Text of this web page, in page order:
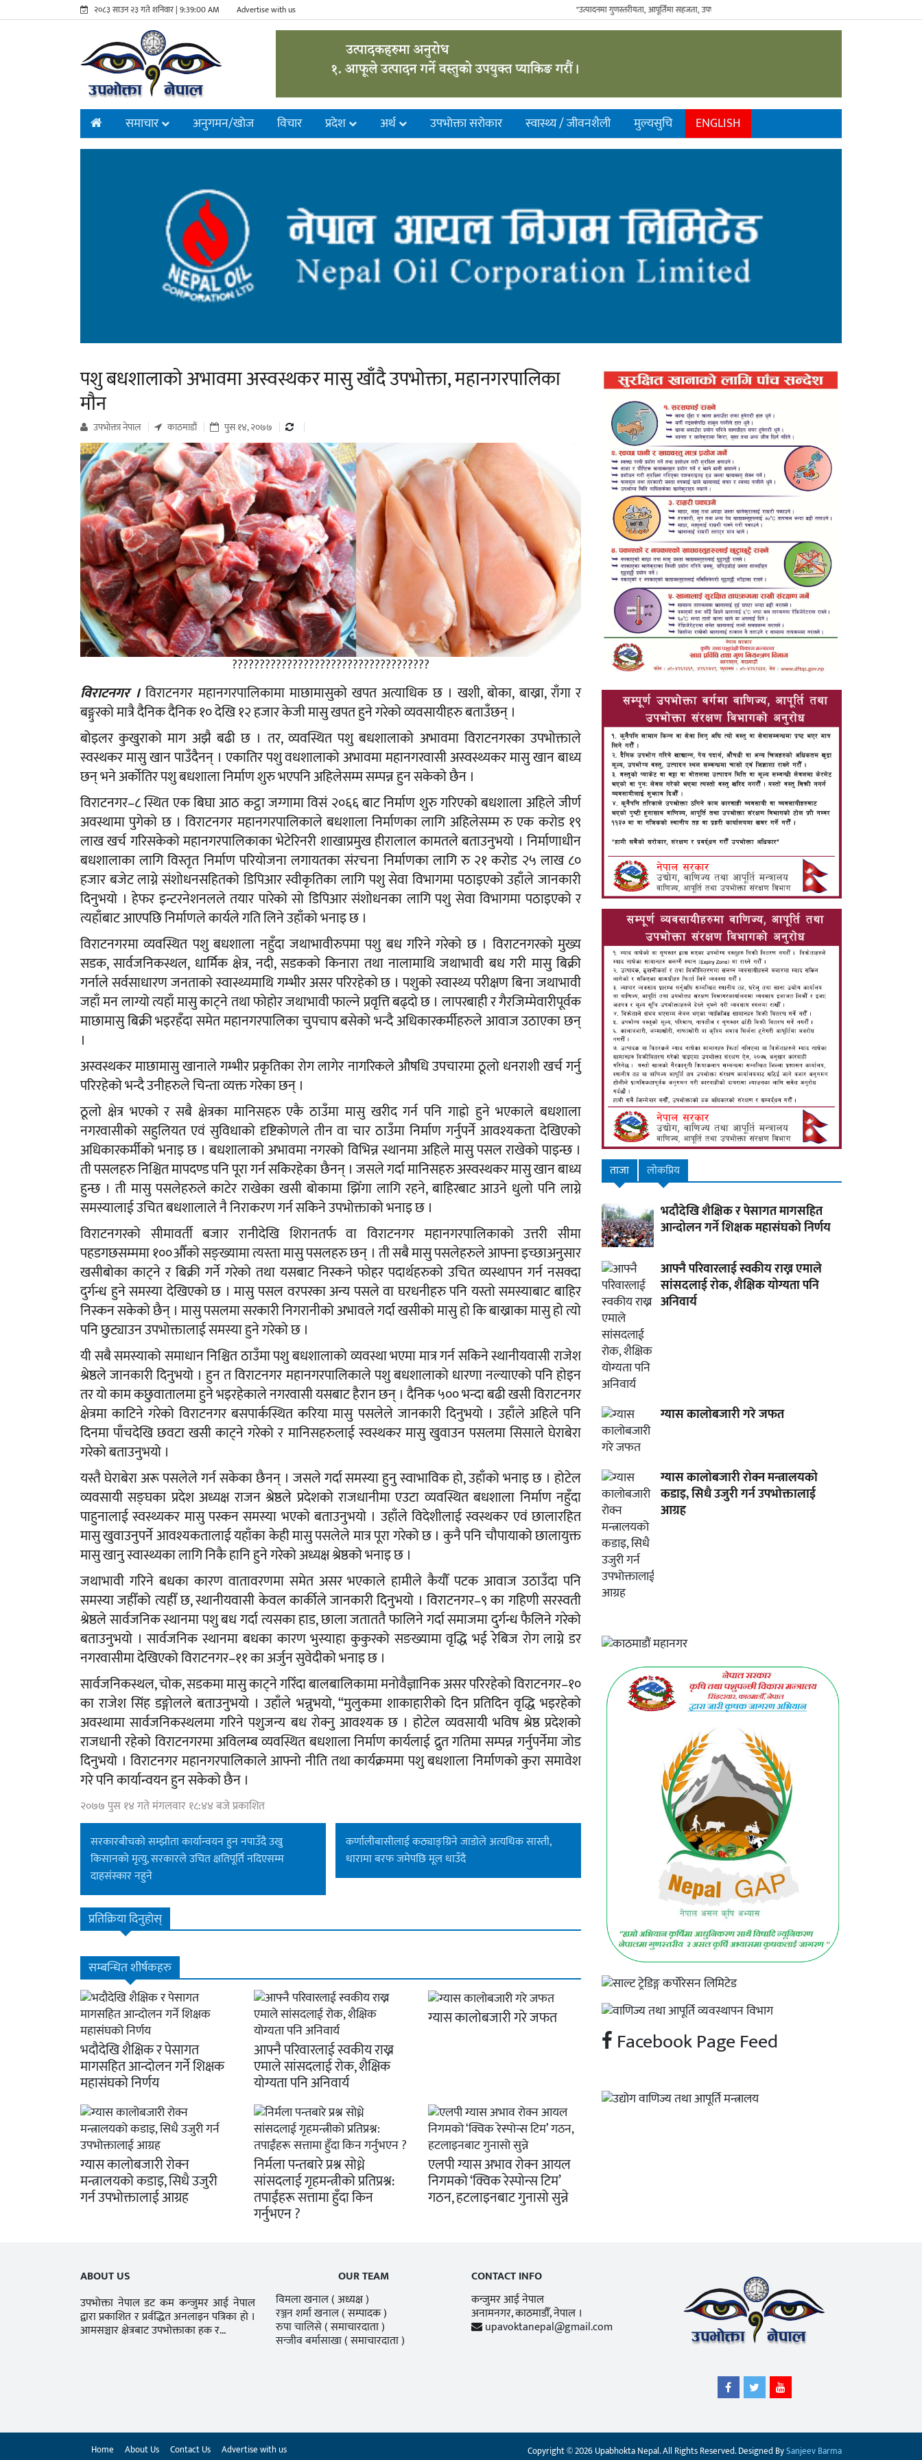
२०८३ साउन २३ गते शनिवार | 9:39:01 AM Advertise with us "उत्पादनमा गुणस्तरीयता, आपूर्तिमा सहजता, उपभोगमा विवेकशीलता" - The Sustainable Consumer.
समाचार अनुगमन/खाेज विचार प्रदेश अर्थ उपभाेक्ता सरोकार स्वास्थ्य / जीवनशैली मुल्यसुचि ENGLISH
पशु बधशालाको अभावमा अस्वस्थकर मासु खाँदै उपभोक्ता, महानगरपालिका
माैन
उपभाेक्ता नेपाल काठमाडौं पुस १४, २०७७
????????????????????????????????????
विराटनगर ।विराटनगर महानगरपालिकामा माछामासुको खपत अत्याधिक छ । खशी, बोका, बाख्रा, राँगा र
बङ्गुरको मात्रै दैनिक दैनिक १० देखि १२ हजार केजी मासु खपत हुने गरेको व्यवसायीहरु बताउँछन् ।
बोइलर कुखुराको माग अझै बढी छ । तर, व्यवस्थित पशु बधशालाको अभावमा विराटनगरका उपभोक्ताले
स्वस्थकर मासु खान पाउँदैनन् । एकातिर पशु वधशालाको अभावमा महानगरवासी अस्वस्थ्यकर मासु खान बाध्य
छन् भने अर्कोतिर पशु बधशाला निर्माण शुरु भएपनि अहिलेसम्म सम्पन्न हुन सकेको छैन ।
विराटनगर–८ स्थित एक बिघा आठ कट्ठा जग्गामा विसं २०६६ बाट निर्माण शुरु गरिएको बधशाला अहिले जीर्ण
अवस्थामा पुगेको छ । विराटनगर महानगरपालिकाले बधशाला निर्माणका लागि अहिलेसम्म रु एक करोड १९
लाख खर्च गरिसकेको महानगरपालिकाका भेटेरिनरी शाखाप्रमुख हीरालाल कामतले बताउनुभयो । निर्माणाधीन
बधशालाका लागि विस्तृत निर्माण परियोजना लगायतका संरचना निर्माणका लागि रु २१ करोड २५ लाख ८०
हजार बजेट लाग्ने संशोधनसहितको डिपिआर स्वीकृतिका लागि पशु सेवा विभागमा पठाइएको उहाँले जानकारी
दिनुभयो । हेफर इन्टरनेशनलले तयार पारेको सो डिपिआर संशोधनका लागि पशु सेवा विभागमा पठाइएको र
त्यहाँबाट आएपछि निर्माणले कार्यले गति लिने उहाँको भनाइ छ ।
विराटनगरमा व्यवस्थित पशु बधशाला नहुँदा जथाभावीरुपमा पशु बध गरिने गरेको छ । विराटनगरको मुख्य
सडक, सार्वजनिकस्थल, धार्मिक क्षेत्र, नदी, सडकको किनारा तथा नालामाथि जथाभावी बध गरी मासु बिक्री
गर्नाले सर्वसाधारण जनताको स्वास्थ्यमाथि गम्भीर असर परिरहेको छ । पशुको स्वास्थ्य परीक्षण बिना जथाभावी
जहाँ मन लाग्यो त्यहाँ मासु काट्ने तथा फोहोर जथाभावी फाल्ने प्रवृत्ति बढ्दो छ । लापरबाही र गैरजिम्मेवारीपूर्वक
माछामासु बिक्री भइरहँदा समेत महानगरपालिका चुपचाप बसेको भन्दै अधिकारकर्मीहरुले आवाज उठाएका छन्
।
अस्वस्थकर माछामासु खानाले गम्भीर प्रकृतिका रोग लागेर नागरिकले औषधि उपचारमा ठूलो धनराशी खर्च गर्नु
परिरहेको भन्दै उनीहरुले चिन्ता व्यक्त गरेका छन् ।
ठूलो क्षेत्र भएको र सबै क्षेत्रका मानिसहरु एकै ठाउँमा मासु खरीद गर्न पनि गाह्रो हुने भएकाले बधशाला
नगरवासीको सहुलियत एवं सुविधाको दृष्टिकोणले तीन वा चार ठाउँमा निर्माण गर्नुपर्ने आवश्यकता देखिएको
अधिकारकर्मीको भनाइ छ । बधशालाको अभावमा नगरको विभिन्न स्थानमा अहिले मासु पसल राखेको पाइन्छ ।
ती पसलहरु निश्चित मापदण्ड पनि पूरा गर्न सकिरहेका छैनन् । जसले गर्दा मानिसहरु अस्वस्थकर मासु खान बाध्य
हुन्छ । ती मासु पसलेहरुले काटेर राखेका खसी बोकामा झिँगा लागि रहने, बाहिरबाट आउने धुलो पनि लाग्ने
समस्यालाई उचित बधशालाले नै निराकरण गर्न सकिने उपभोक्ताको भनाइ छ ।
विराटनगरको सीमावर्ती बजार रानीदेखि शिरानतर्फ वा विराटनगर महानगरपालिकाको उत्तरी सीमा
पहडगछसम्ममा १००औँको सङ्ख्यामा त्यस्ता मासु पसलहरु छन् । ती सबै मासु पसलेहरुले आफ्ना इच्छाअनुसार
खसीबोका काट्ने र बिक्री गर्ने गरेको तथा यसबाट निस्कने फोहर पदार्थहरुको उचित व्यस्थापन गर्न नसक्दा
दुर्गन्ध हुने समस्या देखिएको छ । मासु पसल वरपरका अन्य पसले वा घरधनीहरु पनि यस्तो समस्याबाट बाहिर
निस्कन सकेको छैन् । मासु पसलमा सरकारी निगरानीको अभावले गर्दा खसीको मासु हो कि बाख्राका मासु हो त्यो
पनि छुट्याउन उपभोक्तालाई समस्या हुने गरेको छ ।
यी सबै समस्याको समाधान निश्चित ठाउँमा पशु बधशालाको व्यवस्था भएमा मात्र गर्न सकिने स्थानीयवासी राजेश
श्रेष्ठले जानकारी दिनुभयो । हुन त विराटनगर महानगरपालिकाले पशु बधशालाको धारणा नल्याएको पनि होइन
तर यो काम कछुवातालमा हुने भइरहेकाले नगरवासी यसबाट हैरान छन् । दैनिक ५०० भन्दा बढी खसी विराटनगर
क्षेत्रमा काटिने गरेको विराटनगर बसपार्कस्थित करिया मासु पसलेले जानकारी दिनुभयो । उहाँले अहिले पनि
दिनमा पाँचदेखि छवटा खसी काट्ने गरेको र मानिसहरुलाई स्वस्थकर मासु खुवाउन पसलमा सिसाले घेराबेरा
गरेको बताउनुभयो ।
यस्तै घेराबेरा अरू पसलेले गर्न सकेका छैनन् । जसले गर्दा समस्या हुनु स्वाभाविक हो, उहाँको भनाइ छ । होटेल
व्यवसायी सङ्घका प्रदेश अध्यक्ष राजन श्रेष्ठले प्रदेशको राजधानीमा एउटा व्यवस्थित बधशाला निर्माण नहुँदा
पाहुनालाई स्वस्थ्यकर मासु पस्कन समस्या भएको बताउनुभयो । उहाँले विदेशीलाई स्वस्थकर एवं छालारहित
मासु खुवाउनुपर्ने आवश्यकतालाई यहाँका केही मासु पसलेले मात्र पूरा गरेको छ । कुनै पनि चौपायाको छालायुक्त
मासु खानु स्वास्थ्यका लागि निकै हानि हुने गरेको अध्यक्ष श्रेष्ठको भनाइ छ ।
जथाभावी गरिने बधका कारण वातावरणमा समेत असर भएकाले हामीले कैयौँ पटक आवाज उठाउँदा पनि
समस्या जहीँको त्यहीँ छ, स्थानीयवासी केवल कार्कीले जानकारी दिनुभयो । विराटनगर–९ का गहिणी सरस्वती
श्रेष्ठले सार्वजनिक स्थानमा पशु बध गर्दा त्यसका हाड, छाला जताततै फालिने गर्दा समाजमा दुर्गन्ध फैलिने गरेको
बताउनुभयो । सार्वजनिक स्थानमा बधका कारण भुस्याहा कुकुरको सङख्यामा वृद्धि भई रेबिज रोग लाग्ने डर
नगरवासीमा देखिएको विराटनगर–११ का अर्जुन सुवेदीको भनाइ छ ।
सार्वजनिकस्थल, चोक, सडकमा मासु काट्ने गरिँदा बालबालिकामा मनोवैज्ञानिक असर परिरहेको विराटनगर–१०
का राजेश सिंह डङ्गोलले बताउनुभयो । उहाँले भन्नुभयो, “मुलुकमा शाकाहारीको दिन प्रतिदिन वृद्धि भइरहेको
अवस्थामा सार्वजनिकस्थलमा गरिने पशुजन्य बध रोक्नु आवश्यक छ । होटेल व्यवसायी भविष श्रेष्ठ प्रदेशको
राजधानी रहेको विराटनगरमा अविलम्ब व्यवस्थित बधशाला निर्माण कार्यलाई द्रुत गतिमा सम्पन्न गर्नुपर्नेमा जोड
दिनुभयो । विराटनगर महानगरपालिकाले आफ्नो नीति तथा कार्यक्रममा पशु बधशाला निर्माणको कुरा समावेश
गरे पनि कार्यान्वयन हुन सकेको छैन ।
२०७७ पुस १४ गते मंगलवार १८:४४ बजे प्रकाशित
सरकारबीचको सम्झौता कार्यान्वयन हुन नपाउँदै उखु
किसानको मृत्यु, सरकारले उचित क्षतिपूर्ति नदिएसम्म
दाहसंस्कार नहुने
कर्णालीबासीलाई कठ्याङ्ग्रिने जाडोले अत्यधिक सास्ती,
धारामा बरफ जमेपछि मूल धाउँदै
प्रतिक्रिया दिनुहोस्
सम्बन्धित शीर्षकहरु
भदौदेखि शैक्षिक र पेसागत
मागसहित आन्दोलन गर्ने शिक्षक
महासंघको निर्णय
आफ्नै परिवारलाई स्वकीय राख्न
एमाले सांसदलाई रोक, शैक्षिक
योग्यता पनि अनिवार्य
ग्यास कालोबजारी गरे जफत
ग्यास कालोबजारी रोक्न
मन्त्रालयको कडाइ, सिधै उजुरी
गर्न उपभोक्तालाई आग्रह
निर्मला पन्तबारे प्रश्न सोध्ने
सांसदलाई गृहमन्त्रीको प्रतिप्रश्न:
तपाईंहरू सत्तामा हुँदा किन
गर्नुभएन ?
एलपी ग्यास अभाव रोक्न आयल
निगमको ‘क्विक रेस्पोन्स टिम’
गठन, हटलाइनबाट गुनासो सुन्ने
ताजा लाेकप्रिय
भदौदेखि शैक्षिक र पेसागत मागसहित
आन्दोलन गर्ने शिक्षक महासंघको निर्णय
आफ्नै परिवारलाई स्वकीय राख्न एमाले
सांसदलाई रोक, शैक्षिक योग्यता पनि
अनिवार्य
ग्यास कालोबजारी गरे जफत
ग्यास कालोबजारी रोक्न मन्त्रालयको
कडाइ, सिधै उजुरी गर्न उपभोक्तालाई
आग्रह
Facebook Page Feed
ABOUT US
उपभोक्ता नेपाल डट कम कन्जुमर आई नेपाल
द्वारा प्रकाशित र प्रर्वद्धित अनलाइन पत्रिका हो ।
आमसञ्चार क्षेत्रबाट उपभोक्ताका हक र...
OUR TEAM
विमला खनाल( अध्यक्ष )
रञ्जन शर्मा खनाल( सम्पादक )
रुपा चालिसे( समाचारदाता )
सन्जीव बर्मासाखा( समाचारदाता )
CONTACT INFO
कन्जुमर आई नेपाल
अनामनगर, काठमाडाैँ, नेपाल ।
upavoktanepal@gmail.com
Home About Us Contact Us Advertise with us Copyright © 2026 Upabhokta Nepal. All Rights Reserved. Designed BySanjeev Barma